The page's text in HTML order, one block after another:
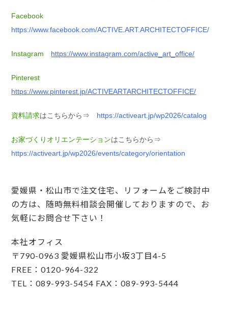
Facebook
https://www.facebook.com/ACTIVE.ART.ARCHITECTOFFICE/
Instagram https://www.instagram.com/active_art_office/
Pinterest
https://www.pinterest.jp/ACTIVEARTARCHITECTOFFICE/
資料請求はこちらから⇒ https://activeart.jp/wp2026/catalog
お家づくりオリエンテーションはこちらから⇒
https://activeart.jp/wp2026/events/category/orientation
愛媛県・松山市で注文住宅、リフォームをご検討中
の方は、随時無料相談会開催しておりますので、お
気軽にお問合せ下さい！
本社オフィス
〒790-0963 愛媛県松山市小坂3丁目4-5
FREE：0120-964-322
TEL：089-993-5454 FAX：089-993-5444